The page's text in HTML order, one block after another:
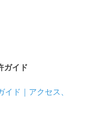
ガイド
ド｜アクセス、